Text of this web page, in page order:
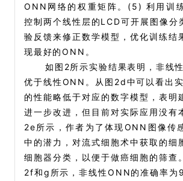
ONN网络的权重矩阵。(5) 利用训
控制两个线性层的LCD可开展图像分
验反馈来修正数学模型，优化训练结
现最好的ONN。
如图2所示实验结果表明，非线
优于线性ONN。从图2d中可以看出
的性能略低于对应的数字模型，表明
进一步改进，但目前对实际应用没有
2e所示，作者为了体现ONN图像传
中的潜力，对流式细胞术中获取的细
细胞器分类，以便于做癌细胞的筛查
2f和g所示，非线性ONN的准确率为